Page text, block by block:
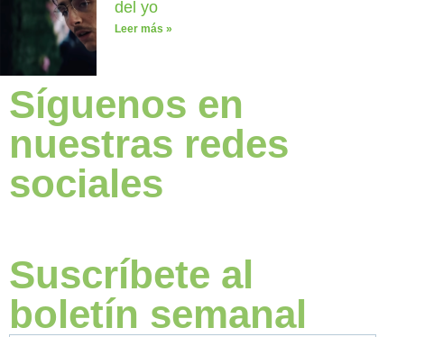
del yo
Leer más »
Síguenos en
nuestras redes
sociales
Suscríbete al
boletín semanal